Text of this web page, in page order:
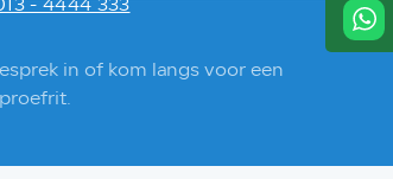
in of kom langs voor een